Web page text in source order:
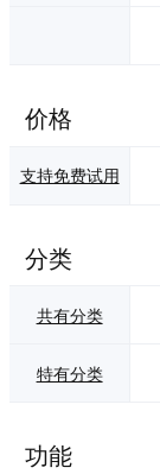
价格
支持免费试用
分类
共有分类
特有分类
功能